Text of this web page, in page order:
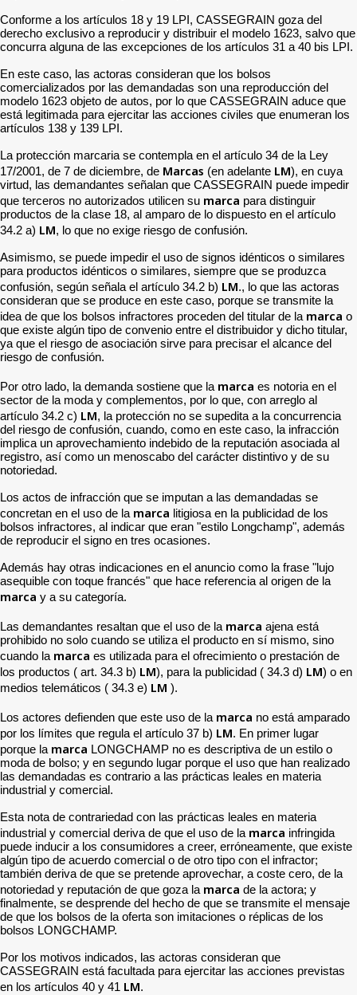
Conforme a los artículos 18 y 19 LPI, CASSEGRAIN goza del
derecho exclusivo a reproducir y distribuir el modelo 1623, salvo que
concurra alguna de las excepciones de los artículos 31 a 40 bis LPI.
En este caso, las actoras consideran que los bolsos
comercializados por las demandadas son una reproducción del
modelo 1623 objeto de autos, por lo que CASSEGRAIN aduce que
está legitimada para ejercitar las acciones civiles que enumeran los
artículos 138 y 139 LPI.
La protección marcaria se contempla en el artículo 34 de la Ley
17/2001, de 7 de diciembre, de Marcas (en adelante LM), en cuya
virtud, las demandantes señalan que CASSEGRAIN puede impedir
que terceros no autorizados utilicen su marca para distinguir
productos de la clase 18, al amparo de lo dispuesto en el artículo
34.2 a) LM, lo que no exige riesgo de confusión.
Asimismo, se puede impedir el uso de signos idénticos o similares
para productos idénticos o similares, siempre que se produzca
confusión, según señala el artículo 34.2 b) LM., lo que las actoras
consideran que se produce en este caso, porque se transmite la
idea de que los bolsos infractores proceden del titular de la marca o
que existe algún tipo de convenio entre el distribuidor y dicho titular,
ya que el riesgo de asociación sirve para precisar el alcance del
riesgo de confusión.
Por otro lado, la demanda sostiene que la marca es notoria en el
sector de la moda y complementos, por lo que, con arreglo al
artículo 34.2 c) LM, la protección no se supedita a la concurrencia
del riesgo de confusión, cuando, como en este caso, la infracción
implica un aprovechamiento indebido de la reputación asociada al
registro, así como un menoscabo del carácter distintivo y de su
notoriedad.
Los actos de infracción que se imputan a las demandadas se
concretan en el uso de la marca litigiosa en la publicidad de los
bolsos infractores, al indicar que eran "estilo Longchamp", además
de reproducir el signo en tres ocasiones.
Además hay otras indicaciones en el anuncio como la frase "lujo
asequible con toque francés" que hace referencia al origen de la
marca y a su categoría.
Las demandantes resaltan que el uso de la marca ajena está
prohibido no solo cuando se utiliza el producto en sí mismo, sino
cuando la marca es utilizada para el ofrecimiento o prestación de
los productos ( art. 34.3 b) LM), para la publicidad ( 34.3 d) LM) o en
medios telemáticos ( 34.3 e) LM ).
Los actores defienden que este uso de la marca no está amparado
por los límites que regula el artículo 37 b) LM. En primer lugar
porque la marca LONGCHAMP no es descriptiva de un estilo o
moda de bolso; y en segundo lugar porque el uso que han realizado
las demandadas es contrario a las prácticas leales en materia
industrial y comercial.
Esta nota de contrariedad con las prácticas leales en materia
industrial y comercial deriva de que el uso de la marca infringida
puede inducir a los consumidores a creer, erróneamente, que existe
algún tipo de acuerdo comercial o de otro tipo con el infractor;
también deriva de que se pretende aprovechar, a coste cero, de la
notoriedad y reputación de que goza la marca de la actora; y
finalmente, se desprende del hecho de que se transmite el mensaje
de que los bolsos de la oferta son imitaciones o réplicas de los
bolsos LONGCHAMP.
Por los motivos indicados, las actoras consideran que
CASSEGRAIN está facultada para ejercitar las acciones previstas
en los artículos 40 y 41 LM.